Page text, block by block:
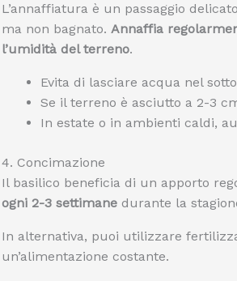
L’annaffiatura è un passaggio
ma non bagnato. Annaffia
l’umidità del terreno.
Evita di lasciare acqua nel
Se il terreno è asciutto a 2-3
In estate o in ambienti caldi,
4. Concimazione
Il basilico beneficia di un apporto
ogni 2-3 settimane durante la
In alternativa, puoi utilizzare
un’alimentazione costante.